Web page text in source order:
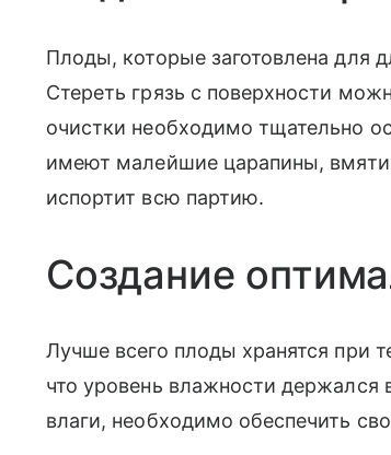
Плоды, которые заготовлена для
Стереть грязь с поверхности
очистки необходимо тщательно
имеют малейшие царапины,
испортит всю партию.
Создание
Лучше всего плоды хранятся при
что уровень влажности держался
влаги, необходимо обеспечить